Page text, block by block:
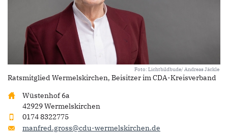
Foto: Lichtbildbude/ Andreas Jäckle
Ratsmitglied Wermelskirchen, Beisitzer im CDA-Kreisverband
Wüstenhof 6a
42929 Wermelskirchen
0174 8322775
manfred.gross@cdu-wermelskirchen.de